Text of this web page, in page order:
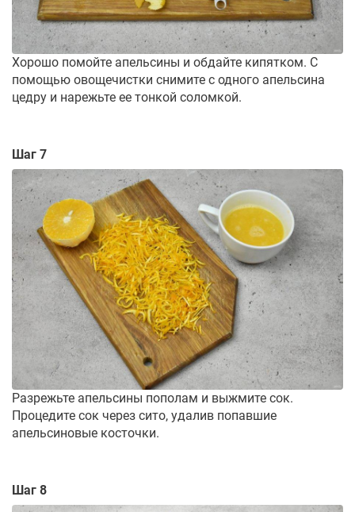
Хорошо помойте апельсины и обдайте кипятком. С
помощью овощечистки снимите с одного апельсина
цедру и нарежьте ее тонкой соломкой.
Шаг 7
Разрежьте апельсины пополам и выжмите сок.
Процедите сок через сито, удалив попавшие
апельсиновые косточки.
Шаг 8